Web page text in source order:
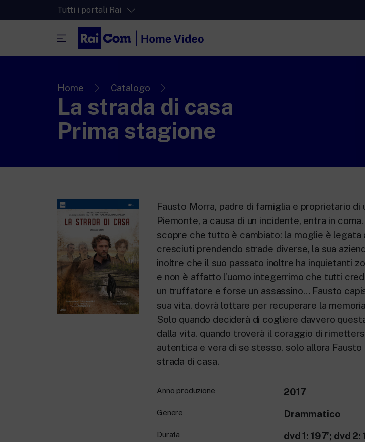
Tutti i portali Rai
La piattaforma di streaming video per tutti.
La piattaforma digitale dei canali Radio Rai.
RaiPlay Sound
RaiPlay YoYo
Home Catalogo
La strada di casa
Prima stagione
Fausto Morra, padre di famiglia e proprietario di
Piemonte, a causa di un incidente, entra in
scopre che tutto è cambiato: la moglie è legata
cresciuti prendendo strade diverse, la sua
inoltre che il suo passato inoltre ha inquietanti
e non è affatto l’uomo integerrimo che tutti
un truffatore e forse un assassino… Fausto
sua vita, dovrà lottare per recuperare la
Solo quando deciderà di cogliere davvero
dalla vita, quando troverà il coraggio di
autentica e vera di se stesso, solo allora
strada di casa.
Anno produzione 2017
Genere Drammatico
Durata dvd 1: 197’; dvd 2: